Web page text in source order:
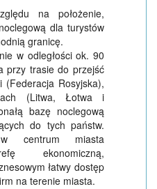
na położenie,
dla turystów
granicę.
w odległości ok. 90
przy trasie do przejść
(Federacja Rosyjska),
(Litwa, Łotwa i
bazę noclegową
do tych państw.
centrum miasta
ekonomiczną,
łatwy dostęp
na terenie miasta.